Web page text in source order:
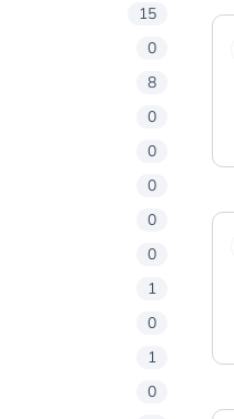
15
0
8
0
0
0
0
0
1
0
1
0